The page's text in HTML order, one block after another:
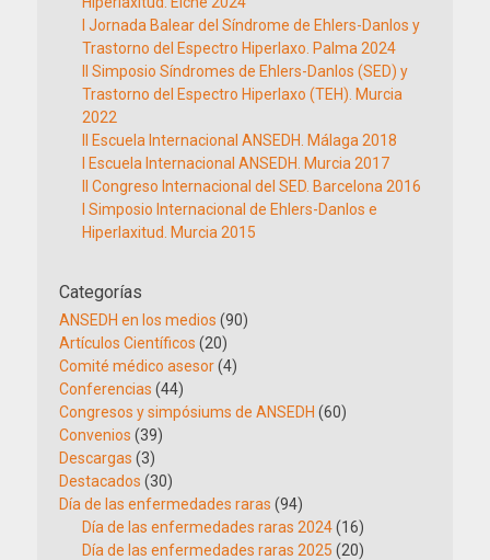
I Jornada Balear del Síndrome de Ehlers-Danlos y
Trastorno del Espectro Hiperlaxo. Palma 2024
II Simposio Síndromes de Ehlers-Danlos (SED) y
Trastorno del Espectro Hiperlaxo (TEH). Murcia
2022
II Escuela Internacional ANSEDH. Málaga 2018
I Escuela Internacional ANSEDH. Murcia 2017
II Congreso Internacional del SED. Barcelona 2016
I Simposio Internacional de Ehlers-Danlos e
Hiperlaxitud. Murcia 2015
Categorías
ANSEDH en los medios (90)
Artículos Científicos (20)
Comité médico asesor(4)
Conferencias (44)
Congresos y simpósiums de ANSEDH (60)
Convenios (39)
Descargas (3)
Destacados (30)
Día de las enfermedades raras (94)
Día de las enfermedades raras 2024(16)
Día de las enfermedades raras 2025 (20)